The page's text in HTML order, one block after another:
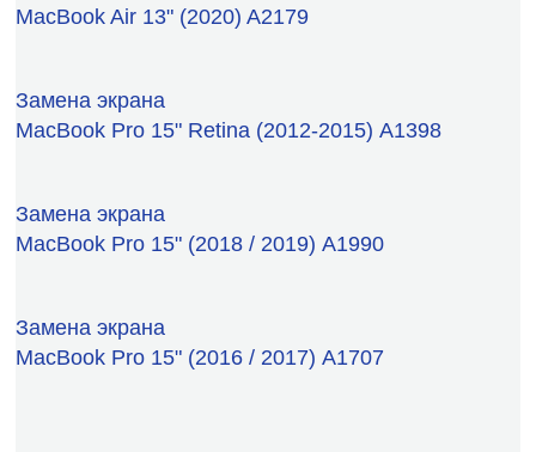
MacBook Air 13" (2020) A2179
Замена экрана
MacBook Pro 15" Retina (2012-2015) А1398
Замена экрана
MacBook Pro 15" (2018 / 2019) А1990
Замена экрана
MacBook Pro 15" (2016 / 2017) А1707